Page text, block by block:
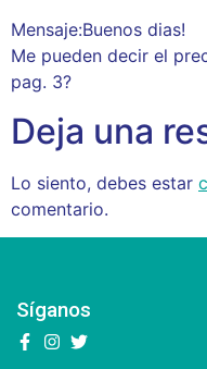
Mensaje:Buenos dias!
Me pueden decir el
pag. 3?
Deja una
Lo siento, debes estar
comentario.
Síganos